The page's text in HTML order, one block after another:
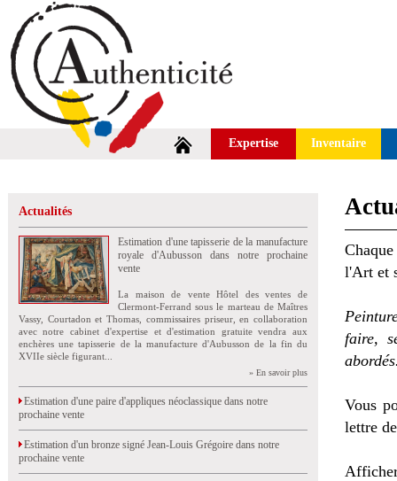
Expertise Inventaire
Actualités
Estimation d'une tapisserie de la manufacture
royale d'Aubusson dans notre prochaine
vente
La maison de vente Hôtel des ventes de
Clermont-Ferrand sous le marteau de Maîtres
Vassy, Courtadon et Thomas, commissaires priseur, en collaboration
avec notre cabinet d'expertise et d'estimation gratuite vendra aux
enchères une tapisserie de la manufacture d'Aubusson de la fin du
XVIIe siècle figurant...
» En savoir plus
Estimation d'une paire d'appliques néoclassique dans notre
prochaine vente
Estimation d'un bronze signé Jean-Louis Grégoire dans notre
prochaine vente
l'Art et
faire,
Vous
lettre